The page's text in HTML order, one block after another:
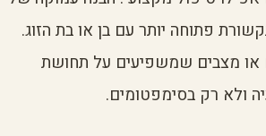
פתוחה יותר עם בן או בת הזוג.
או מצבים שמשפיעים על תחושת
ולא רק בסימפטומים.